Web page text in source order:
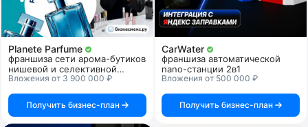
Planete Parfume
франшиза сети арома-бутиков
нишевой и селективной
парфюмерии
Вложения от 3 900 000 ₽
Получить бизнес-план
CarWater
франшиза автоматической
nano-станции 2в1
Вложения от 500 000 ₽
Получить бизнес-план